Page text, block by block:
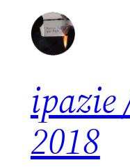
contenu
ipazie
2018